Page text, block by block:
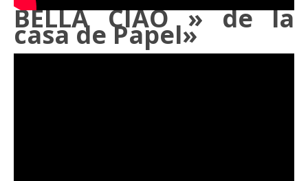
BELLA CIAO » de la
casa de Papel»